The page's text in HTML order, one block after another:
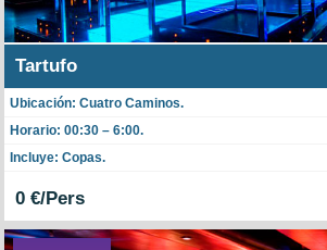
Tartufo
Ubicación: Cuatro Caminos.
Horario: 00:30 – 6:00.
Incluye: Copas.
0 €/Pers